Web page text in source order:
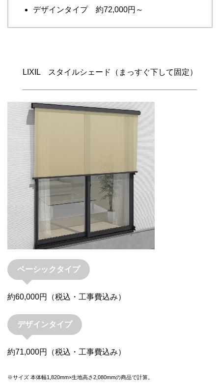
デザインタイプ 約72,000円～
LIXIL スタイルシェード（まっすぐ下して固定）
ベーシックタイプ
約60,000円（税込・工事費込み）
デザインタイプ
約71,000円（税込・工事費込み）
※サイズ 本体幅1,820mm×生地高さ2,080mmの商品で計算。